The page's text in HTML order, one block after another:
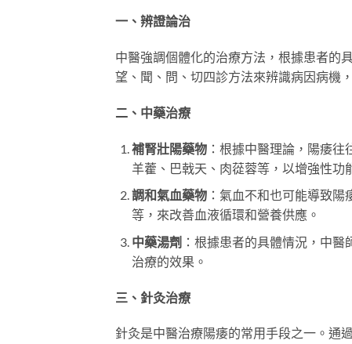
一、辨證論治
中醫強調個體化的治療方法，根據患者的
望、聞、問、切四診方法來辨識病因病機
二、中藥治療
補腎壯陽藥物：根據中醫理論，陽痿往
羊藿、巴戟天、肉蓯蓉等，以增強性功
調和氣血藥物：氣血不和也可能導致陽
等，來改善血液循環和營養供應。
中藥湯劑 ：根據患者的具體情況，中
治療的效果。
三、針灸治療
針灸是中醫治療陽痿的常用手段之一。通